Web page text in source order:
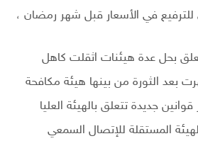
في الأسعار قبل شهر رمضان ،
بحل عدة هيئنات اثقلت كاهل
بعد الثورة من بينها هيئة مكافحة
جديدة تتعلق بالهيئة العليا
المستقلة للإتصال السمعي